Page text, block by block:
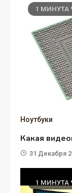
1 МИНУТА
Ноутбуки
Какая
31 Декабря
1 МИНУТА